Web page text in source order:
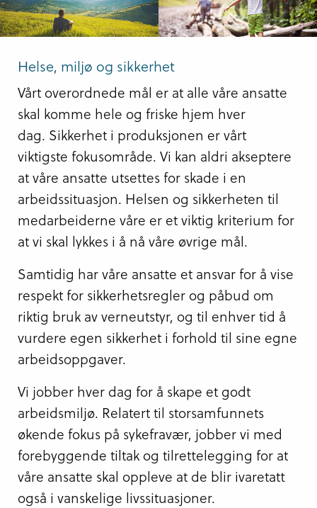
Helse, miljø og sikkerhet
Vårt overordnede mål er at alle våre ansatte
skal komme hele og friske hjem hver
dag. Sikkerhet i produksjonen er vårt
viktigste fokusområde. Vi kan aldri akseptere
at våre ansatte utsettes for skade i en
arbeidssituasjon. Helsen og sikkerheten til
medarbeiderne våre er et viktig kriterium for
at vi skal lykkes i å nå våre øvrige mål.
Samtidig har våre ansatte et ansvar for å vise
respekt for sikkerhetsregler og påbud om
riktig bruk av verneutstyr, og til enhver tid å
vurdere egen sikkerhet i forhold til sine egne
arbeidsoppgaver.
Vi jobber hver dag for å skape et godt
arbeidsmiljø. Relatert til storsamfunnets
økende fokus på sykefravær, jobber vi med
forebyggende tiltak og tilrettelegging for at
våre ansatte skal oppleve at de blir ivaretatt
også i vanskelige livssituasjoner.